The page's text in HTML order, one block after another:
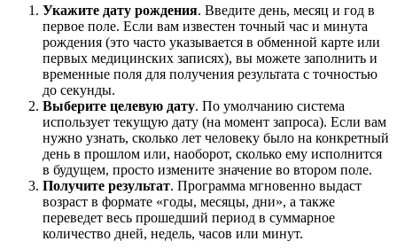
Укажите дату рождения. Введите день, месяц и год в
первое поле. Если вам известен точный час и минута
рождения (это часто указывается в обменной карте или
первых медицинских записях), вы можете заполнить и
временные поля для получения результата с точностью
до секунды.
Выберите целевую дату. По умолчанию система
использует текущую дату (на момент запроса). Если вам
нужно узнать, сколько лет человеку было на конкретный
день в прошлом или, наоборот, сколько ему исполнится
в будущем, просто измените значение во втором поле.
Получите результат. Программа мгновенно выдаст
возраст в формате «годы, месяцы, дни», а также
переведет весь прошедший период в суммарное
количество дней, недель, часов или минут.